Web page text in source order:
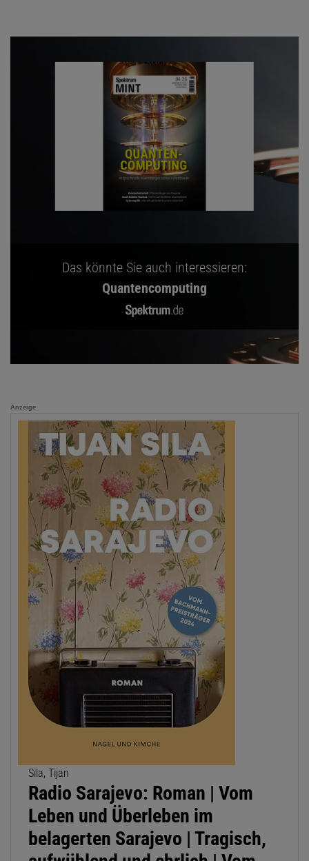
Das könnte Sie auch interessieren:
Quantencomputing
Anzeige
Sila, Tijan
Radio Sarajevo: Roman | Vom
Leben und Überleben im
belagerten Sarajevo | Tragisch,